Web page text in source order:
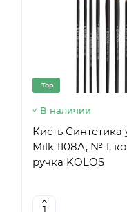
Top
В наличии
Кисть Синтетика
Milk 1108A, № 1,
ручка KOLOS